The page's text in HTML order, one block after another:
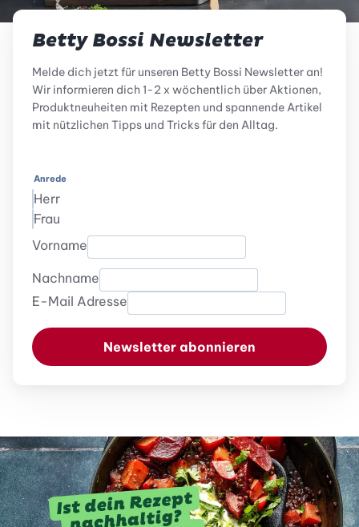
Betty Bossi Newsletter
Melde dich jetzt für unseren Betty Bossi Newsletter an!
Wir informieren dich 1-2 x wöchentlich über Aktionen,
Produktneuheiten mit Rezepten und spannende Artikel
mit nützlichen Tipps und Tricks für den Alltag.
Anrede
Herr
Frau
Vorname
Nachname
E-Mail Adresse
Newsletter abonnieren